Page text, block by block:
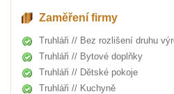
Zaměření firmy
Truhláři // Bez rozlišení druhu
Truhláři // Bytové doplňky
Truhláři // Dětské pokoje
Truhláři // Kuchyně